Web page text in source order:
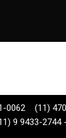
0062 (11)
9 9433-2744